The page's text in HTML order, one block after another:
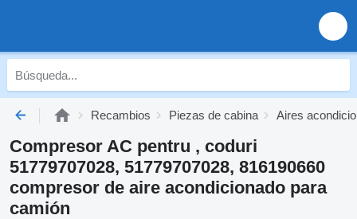
Recambios Piezas de cabina Aires
Compresor AC pentru , coduri
51779707028, 51779707028, 816190660
compresor de aire acondicionado para
camión